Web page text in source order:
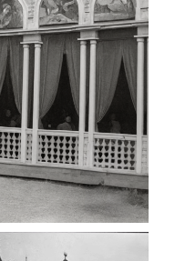
року
a comment
1947
Житомир (1945-